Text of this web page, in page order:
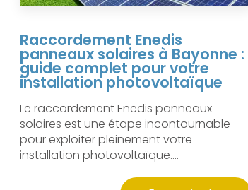
Raccordement Enedis
panneaux solaires à Bayonne :
guide complet pour votre
installation photovoltaïque
Le raccordement Enedis panneaux
solaires est une étape incontournable
pour exploiter pleinement votre
installation photovoltaïque....